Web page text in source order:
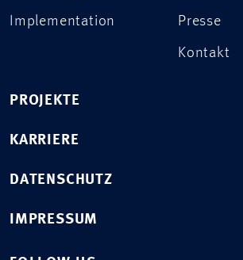
Implementation Presse
Kontakt
PROJEKTE
KARRIERE
DATENSCHUTZ
IMPRESSUM